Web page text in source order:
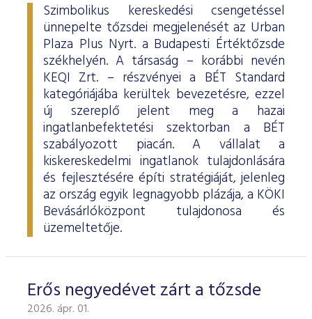
Szimbolikus kereskedési csengetéssel
ünnepelte tőzsdei megjelenését az Urban
Plaza Plus Nyrt. a Budapesti Értéktőzsde
székhelyén. A társaság – korábbi nevén
KEQI Zrt. – részvényei a BÉT Standard
kategóriájába kerültek bevezetésre, ezzel
új szereplő jelent meg a hazai
ingatlanbefektetési szektorban a BÉT
szabályozott piacán. A vállalat a
kiskereskedelmi ingatlanok tulajdonlására
és fejlesztésére építi stratégiáját, jelenleg
az ország egyik legnagyobb plázája, a KÖKI
Bevásárlóközpont tulajdonosa és
üzemeltetője.
Erős negyedévet zárt a tőzsde
2026. ápr. 01.